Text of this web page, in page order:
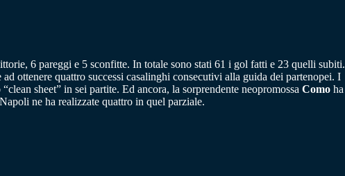
6 pareggi e 5 sconfitte. In totale sono stati 61 i gol fatti e 23 quelli subiti.
ottenere quattro successi casalinghi consecutivi alla guida dei partenopei. I
sheet” in sei partite. Ed ancora, la sorprendente neopromossa Como ha
ne ha realizzate quattro in quel parziale.